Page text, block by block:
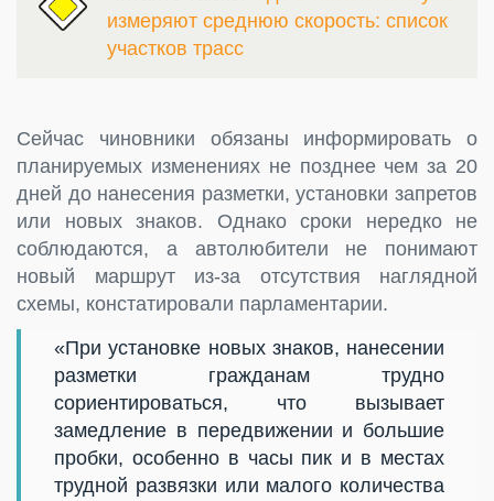
измеряют среднюю скорость: список
участков трасс
Сейчас чиновники обязаны информировать о
планируемых изменениях не позднее чем за 20
дней до нанесения разметки, установки запретов
или новых знаков. Однако сроки нередко не
соблюдаются, а автолюбители не понимают
новый маршрут из-за отсутствия наглядной
схемы, констатировали парламентарии.
«При установке новых знаков, нанесении
разметки гражданам трудно
сориентироваться, что вызывает
замедление в передвижении и большие
пробки, особенно в часы пик и в местах
трудной развязки или малого количества